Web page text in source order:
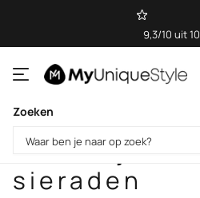
9,3/10 uit
Zoeken
Homepage
Klavertje vier
sieraden